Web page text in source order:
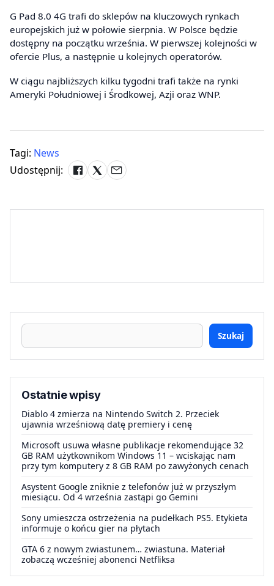
G Pad 8.0 4G trafi do sklepów na kluczowych rynkach
europejskich już w połowie sierpnia. W Polsce będzie
dostępny na początku września. W pierwszej kolejności w
ofercie Plus, a następnie u kolejnych operatorów.
W ciągu najbliższych kilku tygodni trafi także na rynki
Ameryki Południowej i Środkowej, Azji oraz WNP.
Tagi: News
Udostępnij:
Szukaj
Ostatnie wpisy
Diablo 4 zmierza na Nintendo Switch 2. Przeciek
ujawnia wrześniową datę premiery i cenę
Microsoft usuwa własne publikacje rekomendujące 32
GB RAM użytkownikom Windows 11 – wciskając nam
przy tym komputery z 8 GB RAM po zawyżonych cenach
Asystent Google zniknie z telefonów już w przyszłym
miesiącu. Od 4 września zastąpi go Gemini
Sony umieszcza ostrzeżenia na pudełkach PS5. Etykieta
informuje o końcu gier na płytach
GTA 6 z nowym zwiastunem… zwiastuna. Materiał
zobaczą wcześniej abonenci Netfliksa